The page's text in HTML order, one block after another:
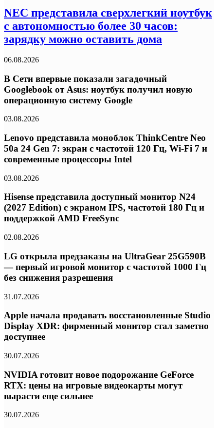
NEC представила сверхлегкий ноутбук
с автономностью более 30 часов:
зарядку можно оставить дома
06.08.2026
В Сети впервые показали загадочный
Googlebook от Asus: ноутбук получил новую
операционную систему Google
03.08.2026
Lenovo представила моноблок ThinkCentre Neo
50a 24 Gen 7: экран с частотой 120 Гц, Wi-Fi 7 и
современные процессоры Intel
03.08.2026
Hisense представила доступный монитор N24
(2027 Edition) с экраном IPS, частотой 180 Гц и
поддержкой AMD FreeSync
02.08.2026
LG открыла предзаказы на UltraGear 25G590B
— первый игровой монитор с частотой 1000 Гц
без снижения разрешения
31.07.2026
Apple начала продавать восстановленные Studio
Display XDR: фирменный монитор стал заметно
доступнее
30.07.2026
NVIDIA готовит новое подорожание GeForce
RTX: цены на игровые видеокарты могут
вырасти еще сильнее
30.07.2026